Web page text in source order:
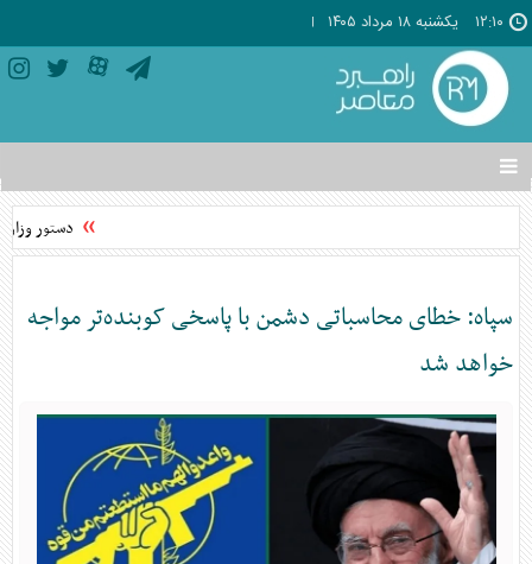
۱۲:۱۰ يکشنبه ۱۸ مرداد ۱۴۰۵
تغییر
وضعیت
منوی
ها
دستور
سپاه: خطای محاسباتی دشمن با پاسخی کوبنده‌تر مواجه
خواهد شد